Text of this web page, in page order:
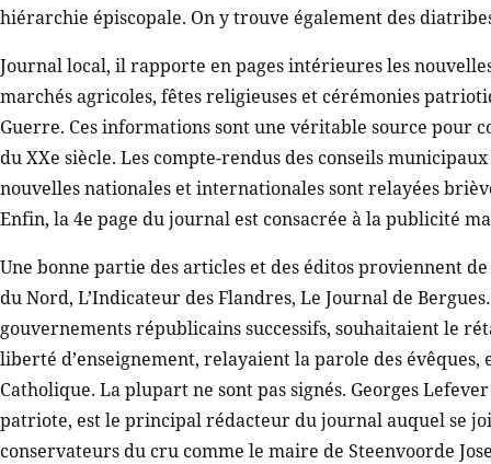
hiérarchie épiscopale. On y trouve également des
Journal local, il rapporte en pages intérieures les
marchés agricoles, fêtes religieuses et cérémonies
Guerre. Ces informations sont une véritable source
du XXe siècle. Les compte-rendus des conseils
nouvelles nationales et internationales sont relayées
Enfin, la 4e page du journal est consacrée à la publicité
Une bonne partie des articles et des éditos proviennent
du Nord, L’Indicateur des Flandres, Le Journal de
gouvernements républicains successifs, souhaitaient le
liberté d’enseignement, relayaient la parole des
Catholique. La plupart ne sont pas signés. Georges
patriote, est le principal rédacteur du journal auquel se
conservateurs du cru comme le maire de Steenvoorde